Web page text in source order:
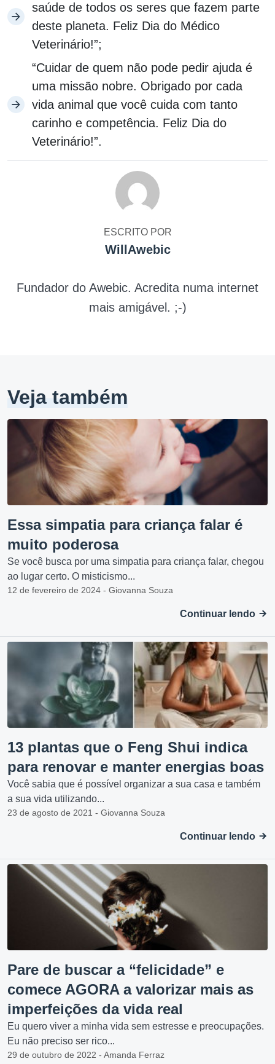
saúde de todos os seres que fazem parte
deste planeta. Feliz Dia do Médico
Veterinário!”;
“Cuidar de quem não pode pedir ajuda é
uma missão nobre. Obrigado por cada
vida animal que você cuida com tanto
carinho e competência. Feliz Dia do
Veterinário!”.
ESCRITO POR
WillAwebic
Fundador do Awebic. Acredita numa internet
mais amigável. ;-)
Veja também
Essa simpatia para criança falar é
muito poderosa
Se você busca por uma simpatia para criança falar, chegou
ao lugar certo. O misticismo...
12 de fevereiro de 2024 - Giovanna Souza
Continuar lendo
13 plantas que o Feng Shui indica
para renovar e manter energias boas
Você sabia que é possível organizar a sua casa e também
a sua vida utilizando...
23 de agosto de 2021 - Giovanna Souza
Continuar lendo
Pare de buscar a “felicidade” e
comece AGORA a valorizar mais as
imperfeições da vida real
Eu quero viver a minha vida sem estresse e preocupações.
Eu não preciso ser rico...
29 de outubro de 2022 - Amanda Ferraz